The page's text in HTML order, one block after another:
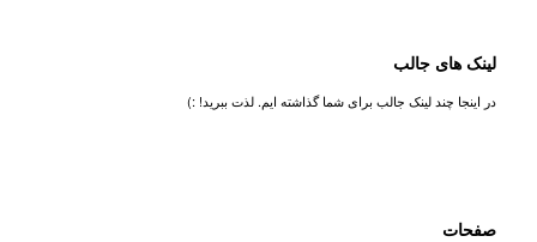
لینک های جالب
در اینجا چند لینک جالب برای شما گذاشته ایم. لذت ببرید! :)
صفحات